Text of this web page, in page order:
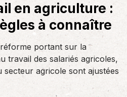
en agriculture :
à connaître
portant sur la
travail des salariés agricoles,
secteur agricole sont ajustées